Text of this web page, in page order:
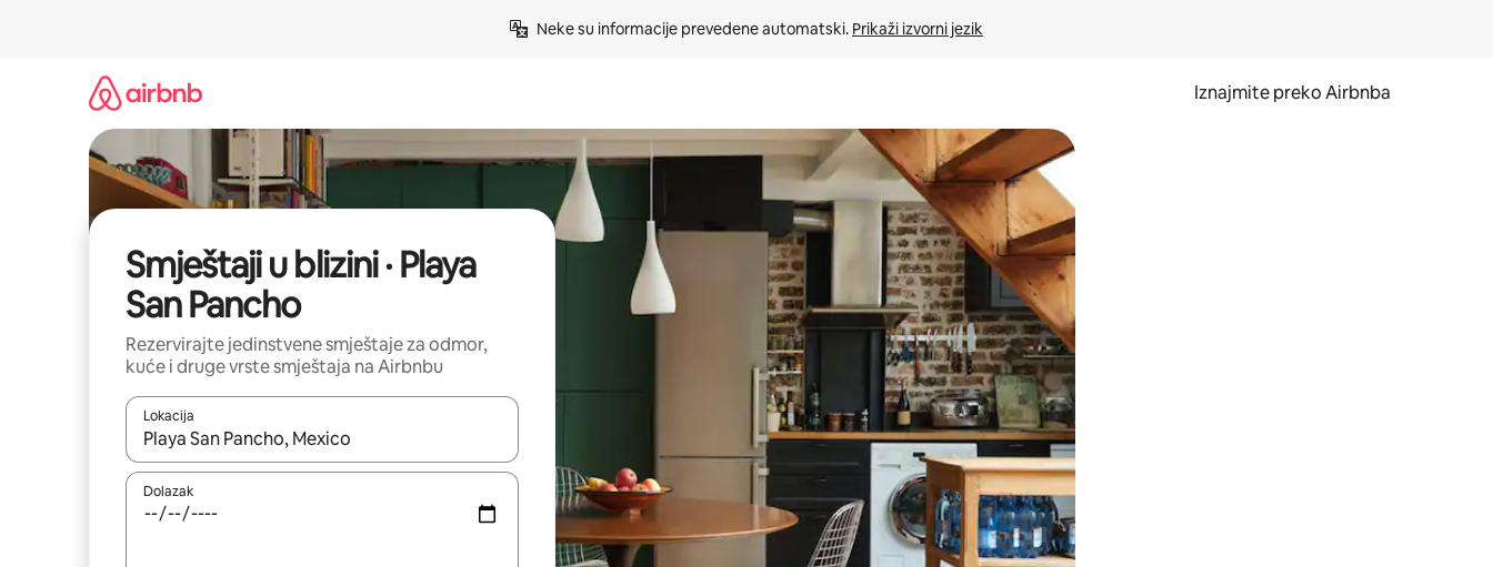
Neke su informacije prevedene automatski. Prikaži izvorni jezik
Iznajmite preko Airbnba
Smještaji u blizini · Playa
San Pancho
Rezervirajte jedinstvene smještaje za odmor,
kuće i druge vrste smještaja na Airbnbu
Lokacija
Kada budu dostupni rezultati, moći ćete ih pregledati koristeći se strelicama prema gore i prema dolje, kao i dodirom ili prelaskom prstom po zaslonu.
Dolazak